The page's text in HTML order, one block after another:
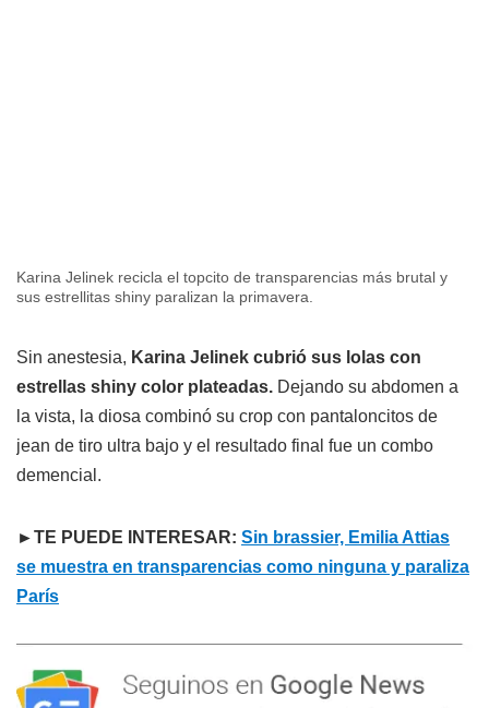
Karina Jelinek recicla el topcito de transparencias más brutal y
sus estrellitas shiny paralizan la primavera.
Sin anestesia, Karina Jelinek cubrió sus lolas con
estrellas shiny color plateadas. Dejando su abdomen a
la vista, la diosa combinó su crop con pantaloncitos de
jean de tiro ultra bajo y el resultado final fue un combo
demencial.
►TE PUEDE INTERESAR: Sin brassier, Emilia Attias
se muestra en transparencias como ninguna y paraliza
París